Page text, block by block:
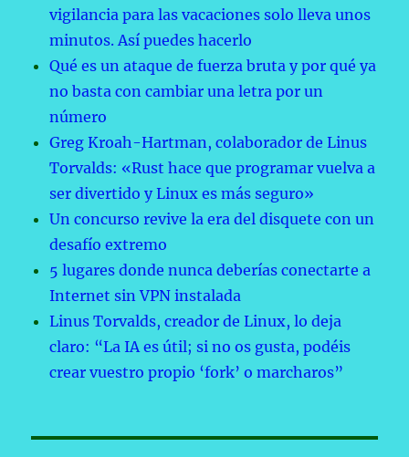
vigilancia para las vacaciones solo lleva unos
minutos. Así puedes hacerlo
Qué es un ataque de fuerza bruta y por qué ya
no basta con cambiar una letra por un
número
Greg Kroah-Hartman, colaborador de Linus
Torvalds: «Rust hace que programar vuelva a
ser divertido y Linux es más seguro»
Un concurso revive la era del disquete con un
desafío extremo
5 lugares donde nunca deberías conectarte a
Internet sin VPN instalada
Linus Torvalds, creador de Linux, lo deja
claro: “La IA es útil; si no os gusta, podéis
crear vuestro propio ‘fork’ o marcharos”